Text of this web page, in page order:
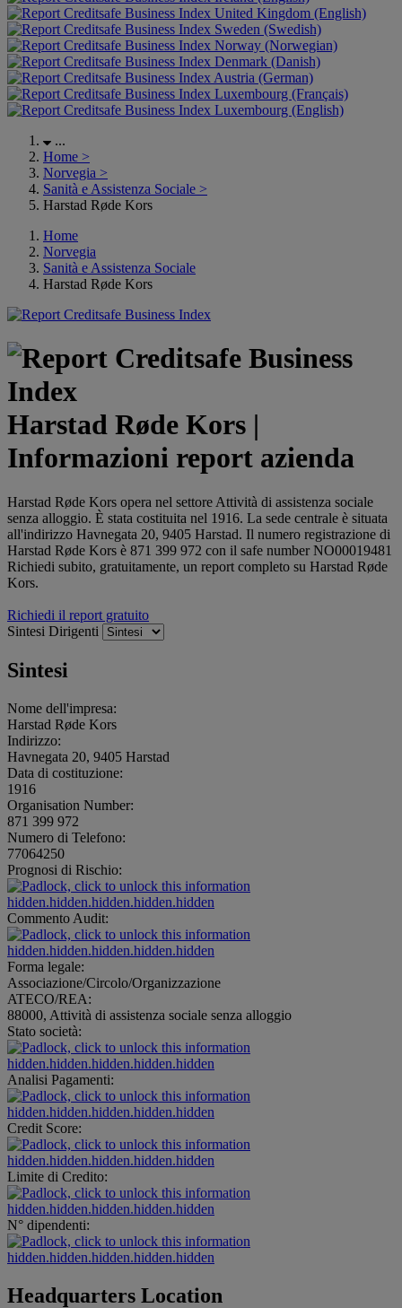
United Kingdom (English)
Sweden (Swedish)
Norway (Norwegian)
Denmark (Danish)
Austria (German)
Luxembourg (Français)
Luxembourg (English)
...
Home >
Norvegia >
Sanità e Assistenza Sociale >
Harstad Røde Kors
Home
Norvegia
Sanità e Assistenza Sociale
Harstad Røde Kors
Harstad Røde Kors |
Informazioni report azienda
Harstad Røde Kors opera nel settore Attività di assistenza sociale
senza alloggio. È stata costituita nel 1916. La sede centrale è situata
all'indirizzo Havnegata 20, 9405 Harstad. Il numero registrazione di
Harstad Røde Kors è 871 399 972 con il safe number NO00019481
Richiedi subito, gratuitamente, un report completo su Harstad Røde
Kors.
Richiedi il report gratuito
Sintesi Dirigenti
Sintesi
Nome dell'impresa:
Harstad Røde Kors
Indirizzo:
Havnegata 20, 9405 Harstad
Data di costituzione:
1916
Organisation Number:
871 399 972
Numero di Telefono:
77064250
Prognosi di Rischio:
hidden.hidden.hidden.hidden.hidden
Commento Audit:
hidden.hidden.hidden.hidden.hidden
Forma legale:
Associazione/Circolo/Organizzazione
ATECO/REA:
88000, Attività di assistenza sociale senza alloggio
Stato società:
hidden.hidden.hidden.hidden.hidden
Analisi Pagamenti:
hidden.hidden.hidden.hidden.hidden
Credit Score:
hidden.hidden.hidden.hidden.hidden
Limite di Credito:
hidden.hidden.hidden.hidden.hidden
N° dipendenti:
hidden.hidden.hidden.hidden.hidden
Headquarters Location